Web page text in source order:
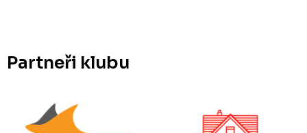
Partneři klubu